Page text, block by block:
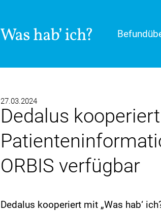
27.03.2024
Dedalus
ORBIS verfügbar
Dedalus kooperiert mit „Was hab‘